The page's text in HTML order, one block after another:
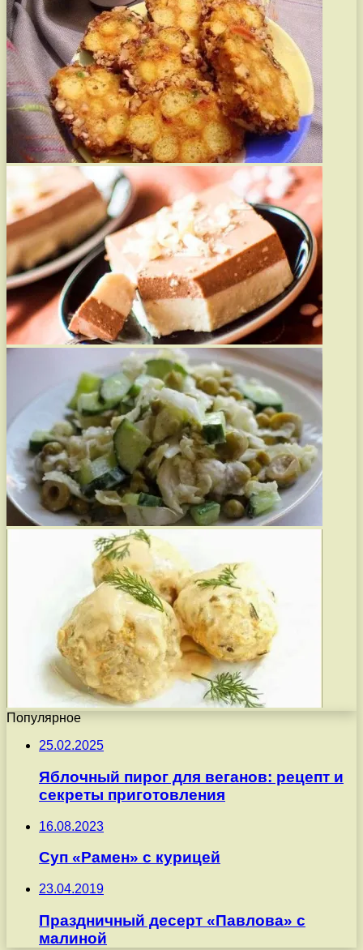
Популярное
25.02.2025
Яблочный пирог для веганов: рецепт и
секреты приготовления
16.08.2023
Суп «Рамен» с курицей
23.04.2019
Праздничный десерт «Павлова» с
малиной